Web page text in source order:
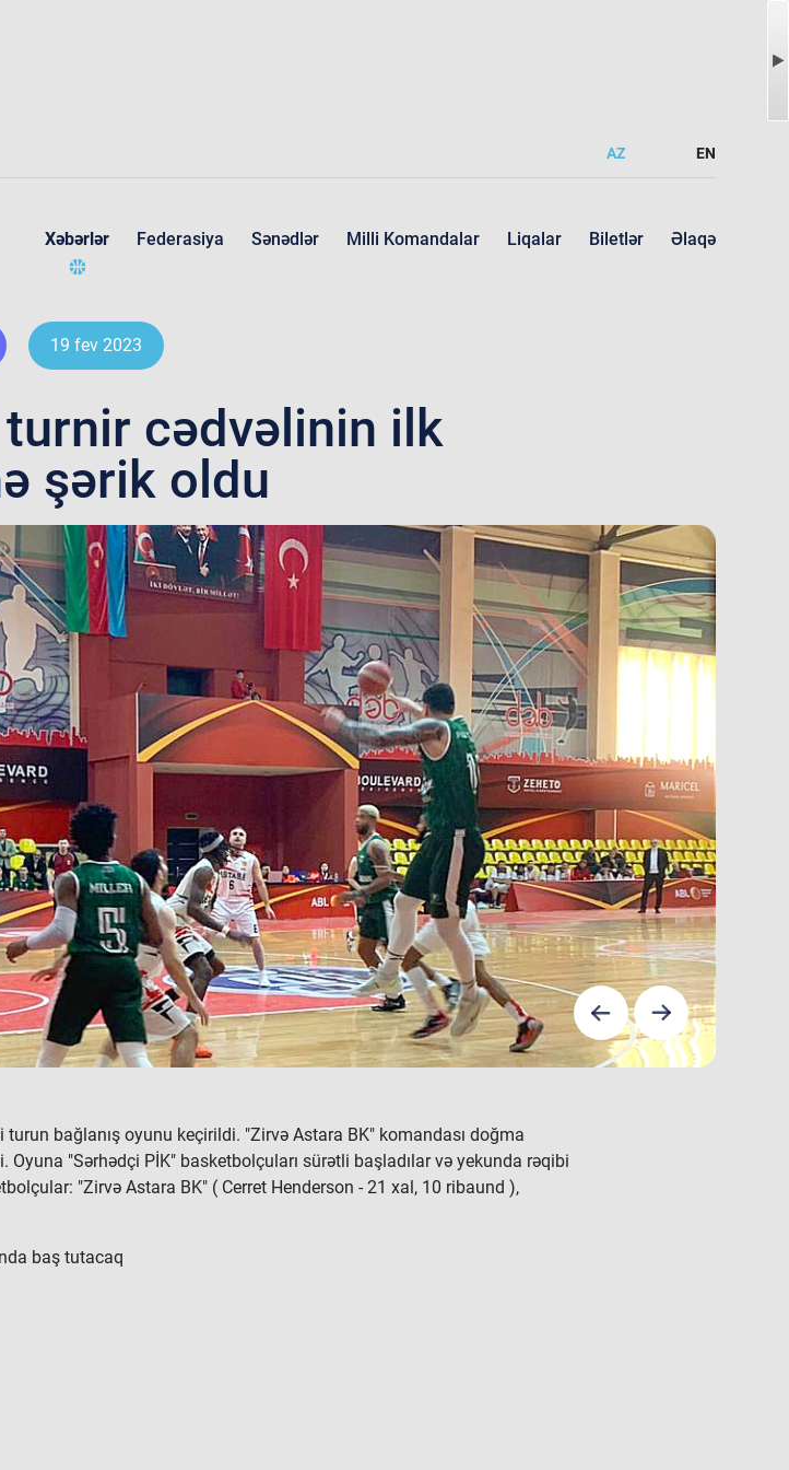
AZ EN
Xəbərlər Federasiya Sənədlər Milli Komandalar Liqalar Biletlər Əlaqə
19 fev 2023
cədvəlinin ilk
şərik oldu
bağlanış oyunu keçirildi. "Zirvə Astara BK" komandası doğma
"Sərhədçi PİK" basketbolçuları sürətli başladılar və yekunda rəqibi
"Zirvə Astara BK" ( Cerret Henderson - 21 xal, 10 ribaund ),
baş tutacaq